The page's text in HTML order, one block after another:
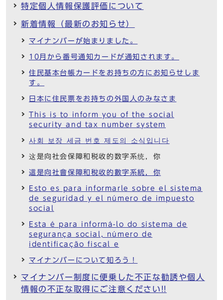
特定個人情報保護評価について
新着情報（最新のお知らせ）
マイナンバーが始まりました。
10月から番号通知カードが通知されます。
住民基本台帳カードをお持ちの方にお知らせしま
す。
日本に住民票をお持ちの外国人のみなさま
This is to inform you of the social
security and tax number system
사회 보장 세금 번호 제도의 소식입니다
这是向社会保障和税收的数字系统，你
這是向社會保障和稅收的數字系統，你
Esto es para informarle sobre el sistema
de seguridad y el número de impuesto
social
Esta é para informá-lo do sistema de
segurança social, número de
identificação fiscal e
マイナンバーについて知ろう！
マイナンバー制度に便乗した不正な勧誘や個人
情報の不正な取得にご注意ください!!